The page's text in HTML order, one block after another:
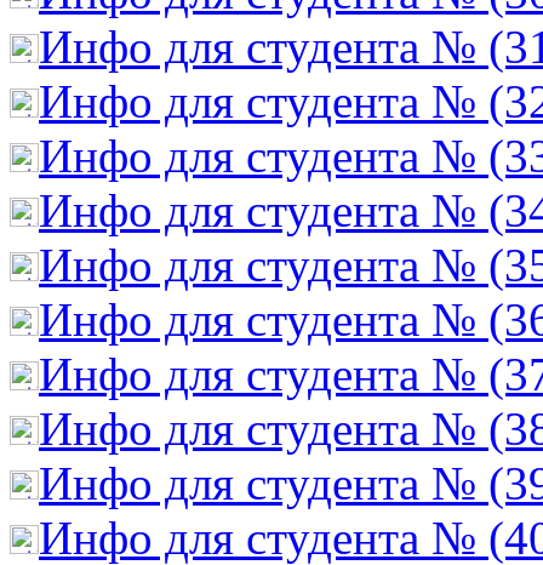
Инфо для студента №
Инфо для студента №
Инфо для студента №
Инфо для студента №
Инфо для студента №
Инфо для студента №
Инфо для студента №
Инфо для студента №
Инфо для студента №
Инфо для студента №